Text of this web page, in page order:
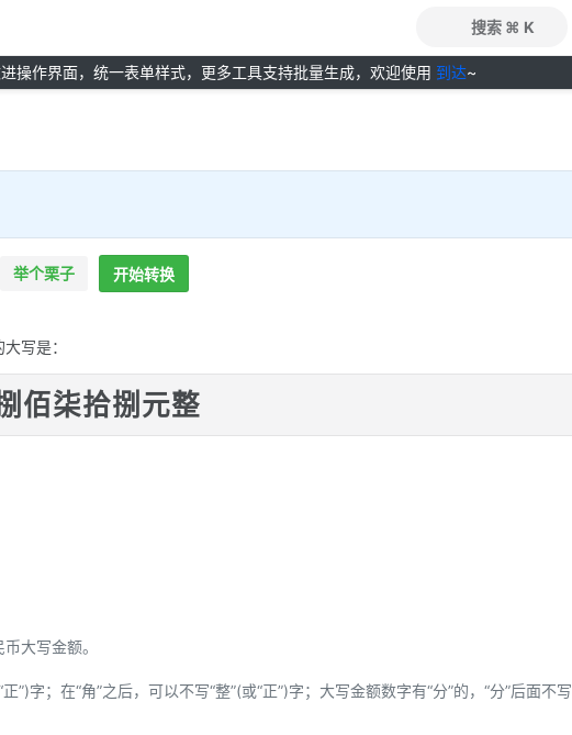
搜索 ⌘ K
操作界面，统一表单样式，更多工具支持批量生成，欢迎使用 到达~
举个栗子 开始转换
大写是：
佰柒拾捌元整
大写金额。
”)字；在“角”之后，可以不写“整”(或“正”)字；大写金额数字有“分”的，“分”后面不写